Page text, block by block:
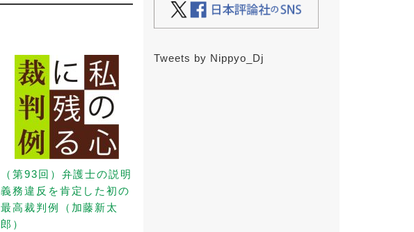
（第93回）弁護士の説明
義務違反を肯定した初の
最高裁判例（加藤新太
郎）
Tweets by Nippyo_Dj